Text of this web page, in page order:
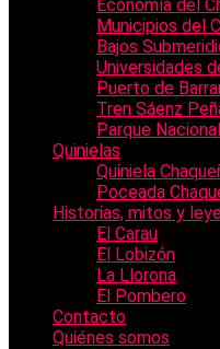
Economía del
Municipios del
Bajos
Universidades
Puerto de
Tren Sáenz
Parque
Quinielas
Quiniela
Poceada
Historias, mitos y
El Carau
El Lobizón
La Llorona
El Pombero
Contacto
Quiénes somos